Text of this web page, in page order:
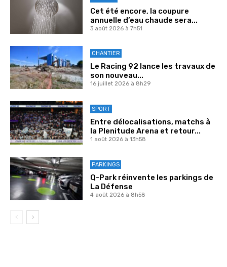
Cet été encore, la coupure
annuelle d’eau chaude sera...
3 août 2026 à 7h51
CHANTIER
Le Racing 92 lance les travaux de
son nouveau...
16 juillet 2026 à 8h29
SPORT
Entre délocalisations, matchs à
la Plenitude Arena et retour...
1 août 2026 à 13h58
PARKINGS
Q-Park réinvente les parkings de
La Défense
4 août 2026 à 8h58